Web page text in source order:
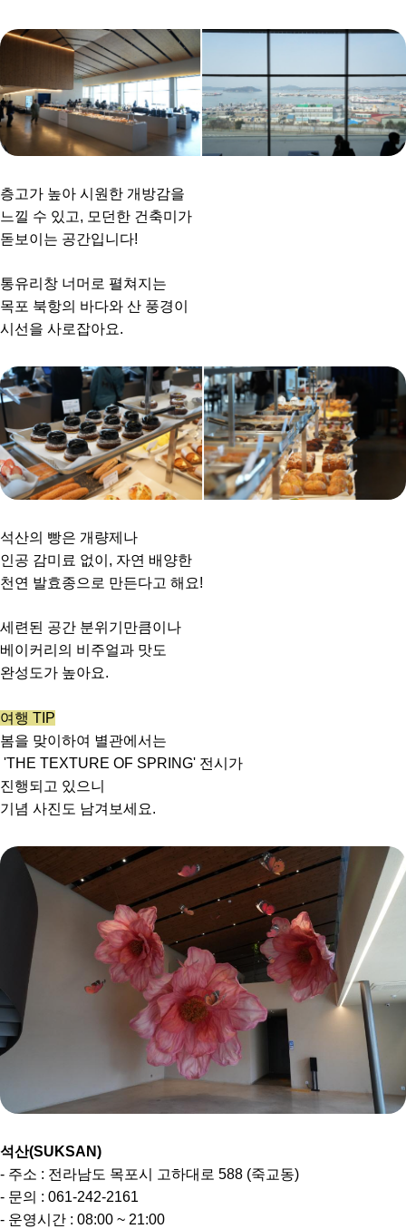
층고가 높아 시원한 개방감을
느낄 수 있고, 모던한 건축미가
돋보이는 공간입니다!
통유리창 너머로 펼쳐지는
목포 북항의 바다와 산 풍경이
시선을 사로잡아요.
석산의 빵은 개량제나
인공 감미료 없이, 자연 배양한
천연 발효종으로 만든다고 해요!
세련된 공간 분위기만큼이나
베이커리의 비주얼과 맛도
완성도가 높아요.
여행 TIP
봄을 맞이하여 별관에서는
'THE TEXTURE OF SPRING' 전시가
진행되고 있으니
기념 사진도 남겨보세요.
석산(SUKSAN)
- 주소 : 전라남도 목포시 고하대로 588 (죽교동)
- 문의 : 061-242-2161
- 운영시간 : 08:00 ~ 21:00